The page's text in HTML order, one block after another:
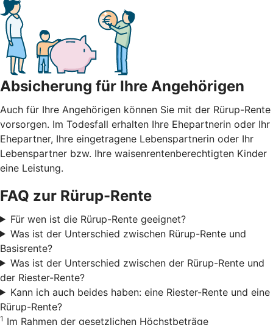
Absicherung für Ihre Angehörigen
Auch für Ihre Angehörigen können Sie mit der Rürup-Rente
vorsorgen. Im Todesfall erhalten Ihre Ehepartnerin oder Ihr
Ehepartner, Ihre eingetragene Lebenspartnerin oder Ihr
Lebenspartner bzw. Ihre waisenrentenberechtigten Kinder
eine Leistung.
FAQ zur Rürup-Rente
Für wen ist die Rürup-Rente geeignet?
Was ist der Unterschied zwischen Rürup-Rente und
Basisrente?
Was ist der Unterschied zwischen der Rürup-Rente und
der Riester-Rente?
Kann ich auch beides haben: eine Riester-Rente und eine
Rürup-Rente?
1 Im Rahmen der gesetzlichen Höchstbeträge